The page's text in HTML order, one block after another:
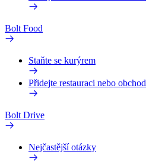
Bolt Food
Staňte se kurýrem
Přidejte restauraci nebo obchod
Bolt Drive
Nejčastější otázky